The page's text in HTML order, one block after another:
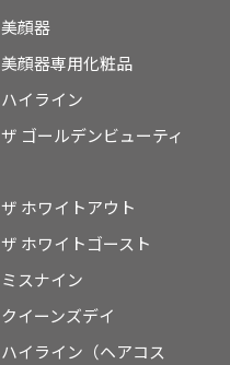
美顔器
美顔器専用化粧品
ハイライン
ザ ゴールデンビューティ
ザ ホワイトアウト
ザ ホワイトゴースト
ミスナイン
クイーンズデイ
ハイライン（ヘアコス